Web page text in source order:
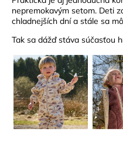
nepremokavým setom. Deti
chladnejších dní a stále sa
Tak sa dážď stáva súčasťou